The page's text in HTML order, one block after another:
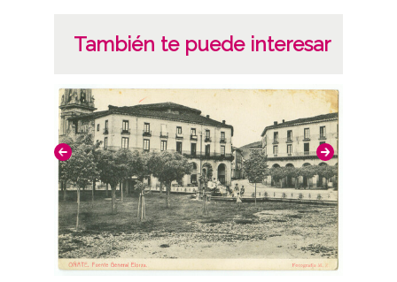
También te puede interesar